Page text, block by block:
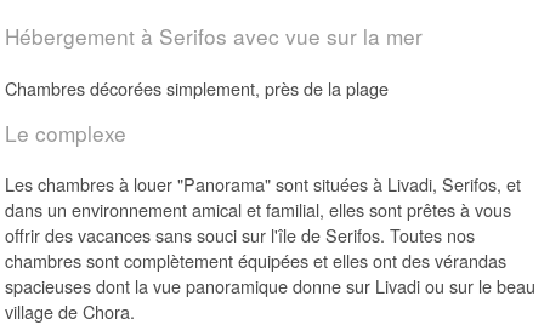
Hébergement à Serifos avec vue sur la mer
Chambres décorées simplement, près de la plage
Le complexe
Les chambres à louer "Panorama" sont situées à Livadi, Serifos, et
dans un environnement amical et familial, elles sont prêtes à vous
offrir des vacances sans souci sur l'île de Serifos. Toutes nos
chambres sont complètement équipées et elles ont des vérandas
spacieuses dont la vue panoramique donne sur Livadi ou sur le beau
village de Chora.
Chambres Panorama à Livadi de Serifos